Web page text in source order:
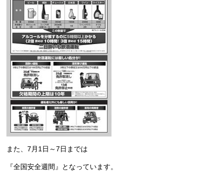
また、7月1日～7日までは
『全国安全週間』となっています。